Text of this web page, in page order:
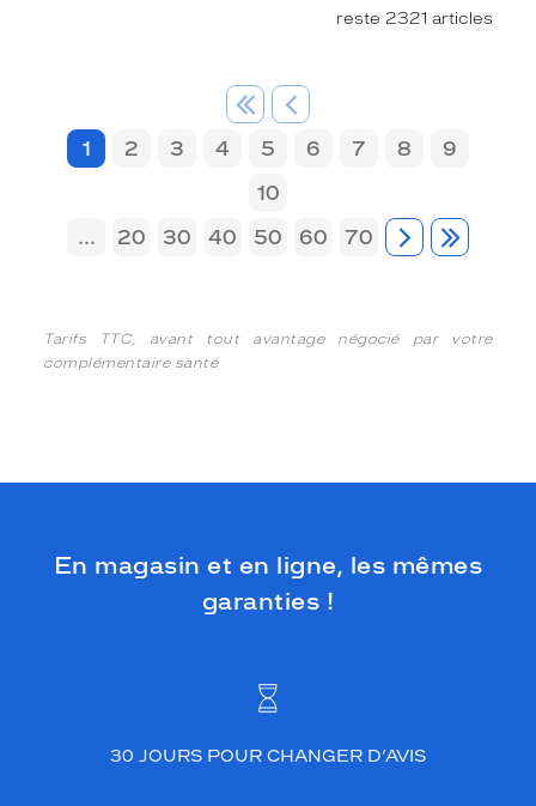
reste 2321 articles
1 2 3 4 5 6 7 8
9
10
...
20 30 40 50 60 70
Tarifs TTC, avant tout avantage négocié par votre
complémentaire santé
En magasin et en ligne, les mêmes
garanties !
30 JOURS POUR CHANGER D’AVIS